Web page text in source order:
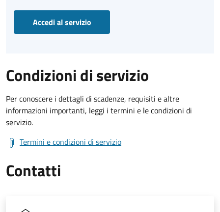
Accedi al servizio
Condizioni di servizio
Per conoscere i dettagli di scadenze, requisiti e altre
informazioni importanti, leggi i termini e le condizioni di
servizio.
Termini e condizioni di servizio
Contatti